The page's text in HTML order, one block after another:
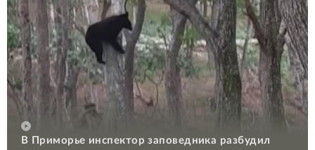
В Приморье инспектор заповедника разбудил